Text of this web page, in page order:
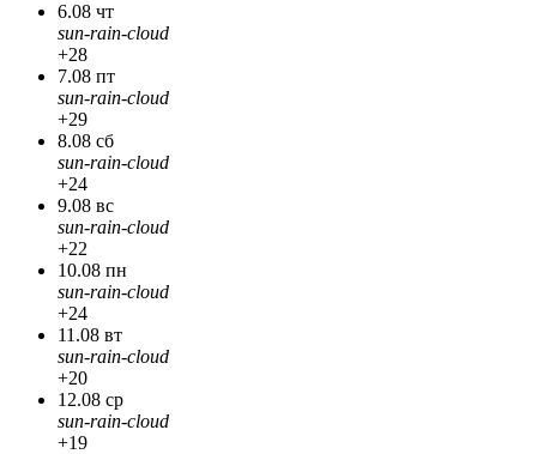
6.08 чт
sun-rain-cloud
+28
7.08 пт
sun-rain-cloud
+29
8.08 сб
sun-rain-cloud
+24
9.08 вс
sun-rain-cloud
+22
10.08 пн
sun-rain-cloud
+24
11.08 вт
sun-rain-cloud
+20
12.08 ср
sun-rain-cloud
+19